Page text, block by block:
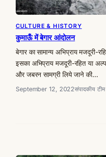
CULTURE & HISTORY
कुमाऊँ में बेगार आंदोलन
बेगार का सामान्य अभिप्राय
इसका अभिप्राय मजदूरी-रहित या
और जबरन सामग्री लिये जाने की…
September 12, 2022संपादकीय टीम